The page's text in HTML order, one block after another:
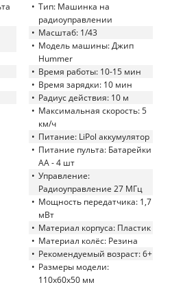
Тип: Машинка на
радиоуправлении
Масштаб: 1/43
Модель машины: Джип
Hummer
Время работы: 10-15 мин
Время зарядки: 10 мин
Радиус действия: 10 м
Максимальная скорость: 5
км/ч
Питание: LiPol аккумулятор
Питание пульта: Батарейки
АА - 4 шт
Управление:
Радиоуправление 27 МГц
Мощность передатчика: 1,7
мВт
Материал корпуса: Пластик
Материал колёс: Резина
Рекомендуемый возраст: 6+
Размеры модели:
110х60х50 мм